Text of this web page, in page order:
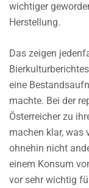
wichtiger
Herstellung.
Das zeigen
eine
machte. Bei der
Österreicher zu
machen klar, was
ohnehin nicht
einem Konsum
vor sehr wichtig